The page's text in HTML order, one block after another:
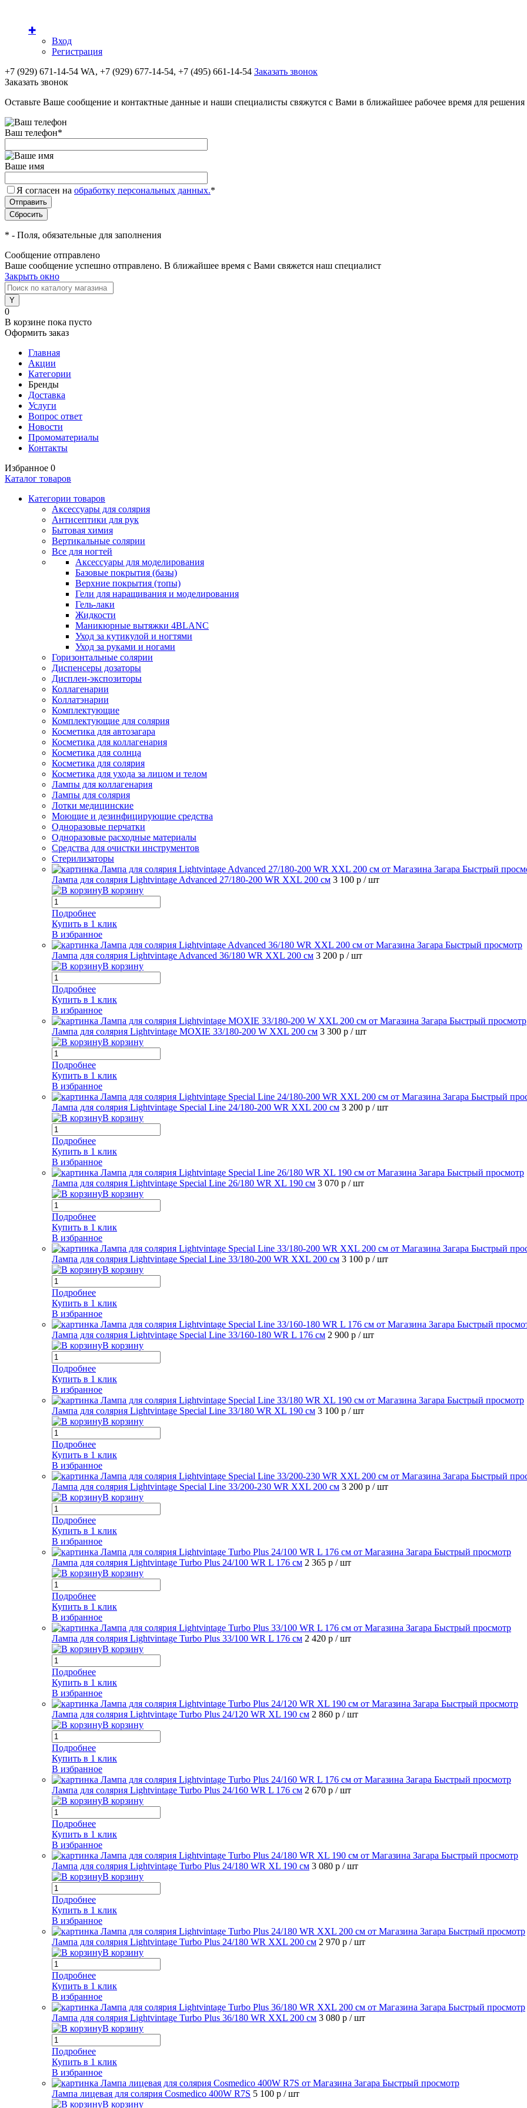
✚
Вход
Регистрация
+7 (929) 671-14-54 WA, +7 (929) 677-14-54, +7 (495) 661-14-54 Заказать звонок
Заказать звонок
Оставьте Ваше сообщение и контактные данные и наши специалисты свяжутся с Вами в ближайшее рабочее время для
Ваш телефон*
Ваше имя
Я согласен на обработку персональных данных.*
* - Поля, обязательные для заполнения
Сообщение отправлено
Ваше сообщение успешно отправлено. В ближайшее время с Вами свяжется наш специалист
Закрыть окно
0
В корзине пока пусто
Оформить заказ
Главная
Акции
Категории
Бренды
Доставка
Услуги
Вопрос ответ
Новости
Промоматериалы
Контакты
Избранное 0
Каталог товаров
Категории товаров
Аксессуары для солярия
Антисептики для рук
Бытовая химия
Вертикальные солярии
Все для ногтей
Аксессуары для моделирования
Базовые покрытия (базы)
Верхние покрытия (топы)
Гели для наращивания и моделирования
Гель-лаки
Жидкости
Маникюрные вытяжки 4BLANC
Уход за кутикулой и ногтями
Уход за руками и ногами
Горизонтальные солярии
Диспенсеры дозаторы
Дисплеи-экспозиторы
Коллагенарии
Коллатэнарии
Комплектующие
Комплектующие для солярия
Косметика для автозагара
Косметика для коллагенария
Косметика для солнца
Косметика для солярия
Косметика для ухода за лицом и телом
Лампы для коллагенария
Лампы для солярия
Лотки медицинские
Моющие и дезинфицирующие средства
Одноразовые перчатки
Одноразовые расходные материалы
Средства для очистки инструментов
Стерилизаторы
Быстрый
Лампа для солярия Lightvintage Advanced 27/180-200 WR XXL 200 см 3 100 р / шт
В корзину
Подробнее
Купить в 1 клик
В избранное
Быстрый просмотр
Лампа для солярия Lightvintage Advanced 36/180 WR XXL 200 см 3 200 р / шт
В корзину
Подробнее
Купить в 1 клик
В избранное
Быстрый просмотр
Лампа для солярия Lightvintage MOXIE 33/180-200 W XXL 200 см 3 300 р / шт
В корзину
Подробнее
Купить в 1 клик
В избранное
Быстрый
Лампа для солярия Lightvintage Special Line 24/180-200 WR XXL 200 см 3 200 р / шт
В корзину
Подробнее
Купить в 1 клик
В избранное
Быстрый просмотр
Лампа для солярия Lightvintage Special Line 26/180 WR XL 190 см 3 070 р / шт
В корзину
Подробнее
Купить в 1 клик
В избранное
Быстрый
Лампа для солярия Lightvintage Special Line 33/180-200 WR XXL 200 см 3 100 р / шт
В корзину
Подробнее
Купить в 1 клик
В избранное
Быстрый
Лампа для солярия Lightvintage Special Line 33/160-180 WR L 176 см 2 900 р / шт
В корзину
Подробнее
Купить в 1 клик
В избранное
Быстрый просмотр
Лампа для солярия Lightvintage Special Line 33/180 WR XL 190 см 3 100 р / шт
В корзину
Подробнее
Купить в 1 клик
В избранное
Быстрый
Лампа для солярия Lightvintage Special Line 33/200-230 WR XXL 200 см 3 200 р / шт
В корзину
Подробнее
Купить в 1 клик
В избранное
Быстрый просмотр
Лампа для солярия Lightvintage Turbo Plus 24/100 WR L 176 см 2 365 р / шт
В корзину
Подробнее
Купить в 1 клик
В избранное
Быстрый просмотр
Лампа для солярия Lightvintage Turbo Plus 33/100 WR L 176 см 2 420 р / шт
В корзину
Подробнее
Купить в 1 клик
В избранное
Быстрый просмотр
Лампа для солярия Lightvintage Turbo Plus 24/120 WR XL 190 см 2 860 р / шт
В корзину
Подробнее
Купить в 1 клик
В избранное
Быстрый просмотр
Лампа для солярия Lightvintage Turbo Plus 24/160 WR L 176 см 2 670 р / шт
В корзину
Подробнее
Купить в 1 клик
В избранное
Быстрый просмотр
Лампа для солярия Lightvintage Turbo Plus 24/180 WR XL 190 см 3 080 р / шт
В корзину
Подробнее
Купить в 1 клик
В избранное
Быстрый просмотр
Лампа для солярия Lightvintage Turbo Plus 24/180 WR XXL 200 см 2 970 р / шт
В корзину
Подробнее
Купить в 1 клик
В избранное
Быстрый просмотр
Лампа для солярия Lightvintage Turbo Plus 36/180 WR XXL 200 см 3 080 р / шт
В корзину
Подробнее
Купить в 1 клик
В избранное
Быстрый просмотр
Лампа лицевая для солярия Cosmedico 400W R7S 5 100 р / шт
В корзину